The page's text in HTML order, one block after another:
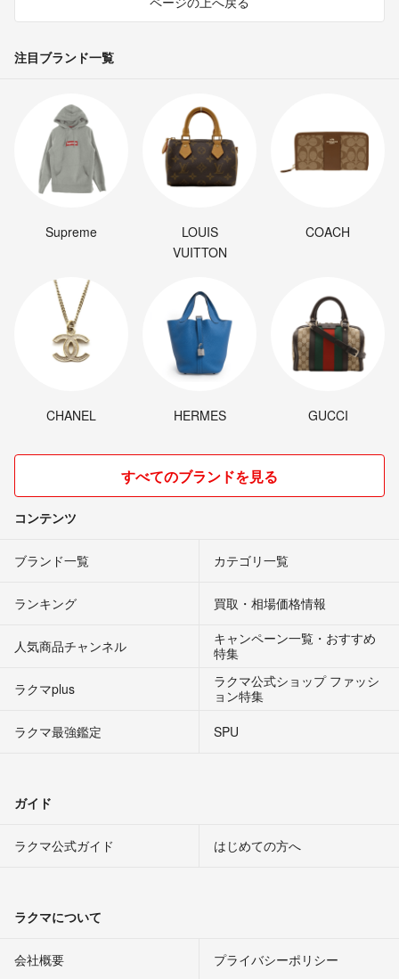
注目ブランド一覧
Supreme
LOUIS
VUITTON
COACH
CHANEL HERMES GUCCI
すべてのブランドを見る
コンテンツ
ブランド一覧 カテゴリ一覧
ランキング 買取・相場価格情報
人気商品チャンネル
キャンペーン一覧・おすすめ
特集
ラクマplus
ラクマ公式ショップ ファッシ
ョン特集
ラクマ最強鑑定
SPU
ガイド
ラクマ公式ガイド はじめての方へ
ラクマについて
会社概要 プライバシーポリシー